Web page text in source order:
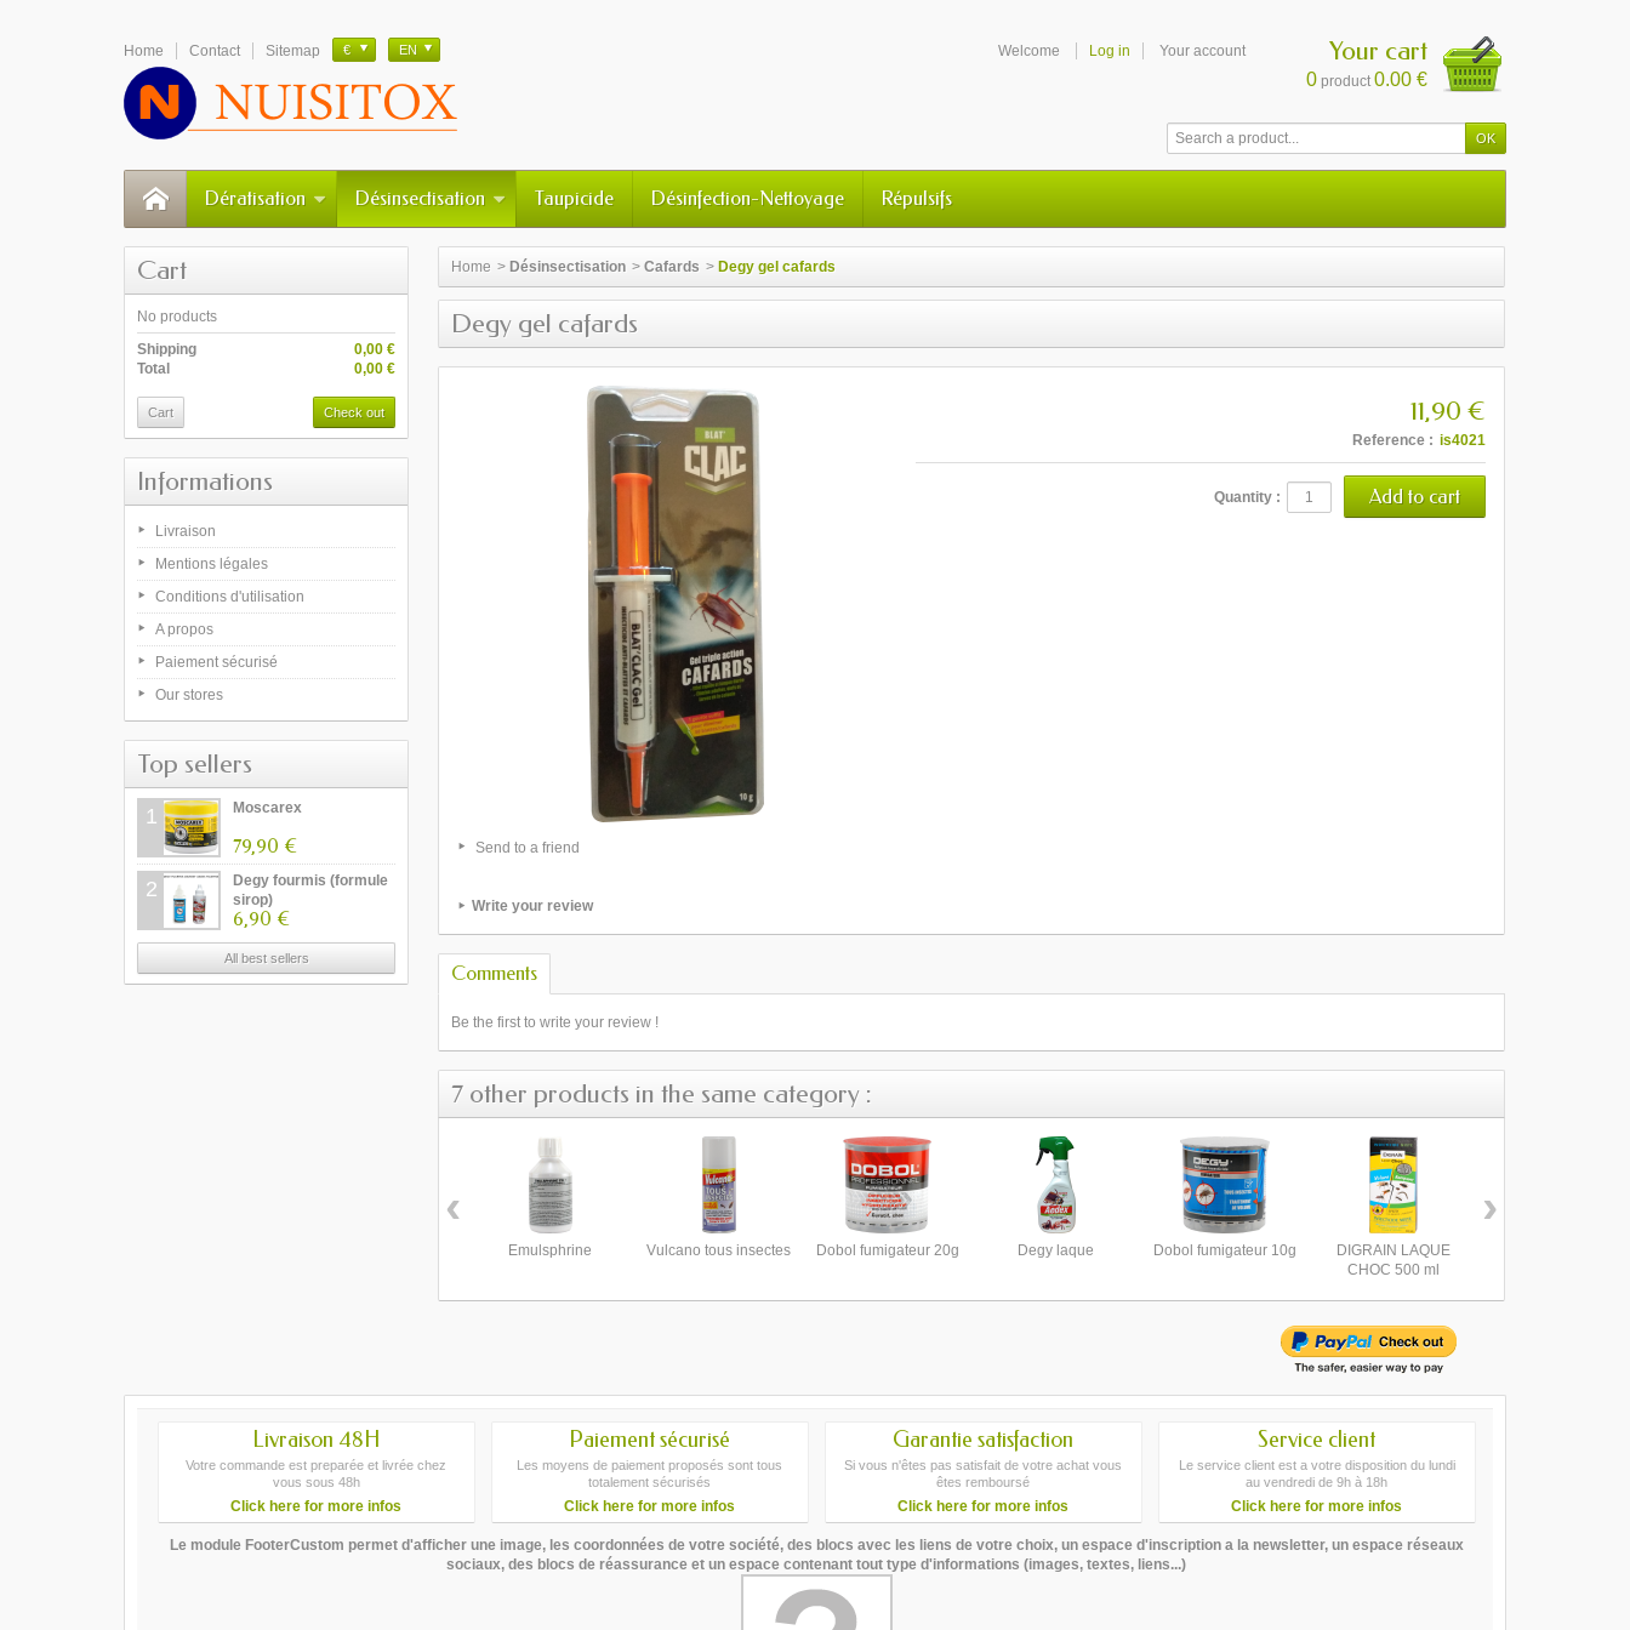
Home Contact Sitemap € EN Welcome Log in Your account Your cart
0 product 0.00 €
Dératisation Désinsectisation Taupicide Désinfection-Nettoyage Répulsifs
Cart
No products
0,00 €
Shipping
0,00 €
Total
Cart Check out
Informations
Livraison
Mentions légales
Conditions d'utilisation
A propos
Paiement sécurisé
Our stores
Top sellers
1 Moscarex
79,90 €
2
Degy fourmis (formule
sirop)
6,90 €
All best sellers
Home > Désinsectisation > Cafards > Degy gel cafards
Degy gel cafards
Send to a friend
Write your review
11,90 €
Reference : is4021
Quantity :
Comments
Be the first to write your review !
7 other products in the same category :
Emulsphrine Vulcano tous insectes Dobol fumigateur 20g Degy laque Dobol fumigateur 10g
DIGRAIN LAQUE
CHOC 500 ml
‹ ›
Livraison 48H
Votre commande est preparée et livrée chez
vous sous 48h
Click here for more infos
Paiement sécurisé
Les moyens de paiement proposés sont tous
totalement sécurisés
Click here for more infos
Garantie satisfaction
Si vous n'êtes pas satisfait de votre achat vous
êtes remboursé
Click here for more infos
Service client
Le service client est a votre disposition du lundi
au vendredi de 9h à 18h
Click here for more infos
Le module FooterCustom permet d'afficher une image, les coordonnées de votre société, des blocs avec les liens de votre choix, un espace d'inscription a la newsletter, un espace réseaux
sociaux, des blocs de réassurance et un espace contenant tout type d'informations (images, textes, liens...)